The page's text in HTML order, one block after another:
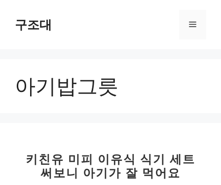
구조대 메
아기밥그릇
키친유 미피 이유식 식기 세트
써보니 아기가 잘 먹어요